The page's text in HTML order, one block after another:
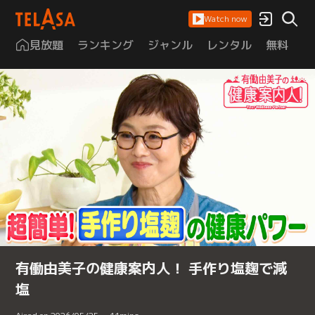
Watch now
見放題 ランキング ジャンル レンタル 無料
有働由美子の健康案内人！ 手作り塩麹で減
塩